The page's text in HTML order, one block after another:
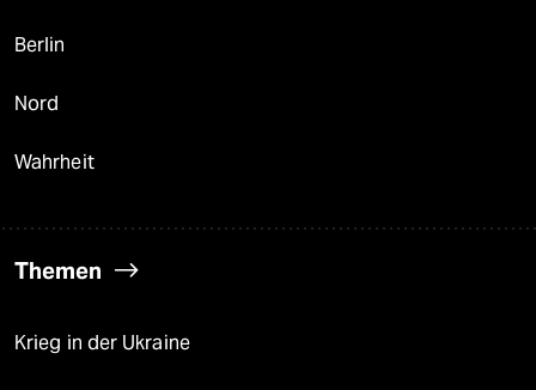
Berlin
Nord
Wahrheit
Themen
Krieg in der Ukraine